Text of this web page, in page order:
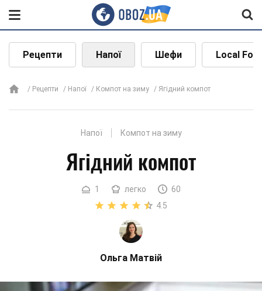
Рецепти Напої Шефи Local
Рецепти Напої Компот на зиму Ягідний компот
Напої Компот на зиму
Ягідний компот
1 легко
60
4.5
Ольга Матвій